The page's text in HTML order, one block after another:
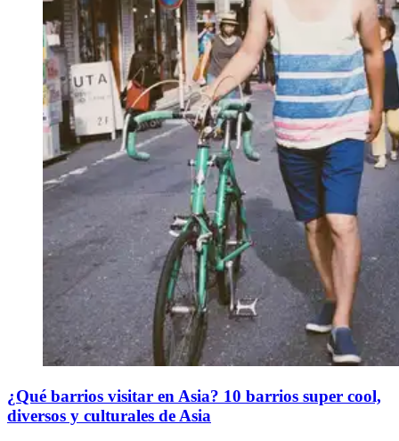
¿Qué barrios visitar en Asia? 10 barrios super cool,
diversos y culturales de Asia